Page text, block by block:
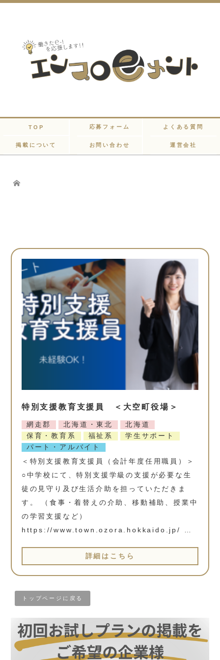
TOP 応募フォーム よくある質問
掲載について お問い合わせ 運営会社
Home
特別支援教育支援員 ＜大空町役場＞
網走郡 北海道・東北
北海道
保育・教育系
福祉系
学生サポート
パート・アルバイト
＜特別支援教育支援員（会計年度任用職員）＞
○中学校にて、特別支援学級の支援が必要な生
徒の見守り及び生活介助を担っていただきま
す。 （食事・着替えの介助、移動補助、授業中
の学習支援など）
https://www.town.ozora.hokkaido.jp/ …
詳細はこちら
トップページに戻る